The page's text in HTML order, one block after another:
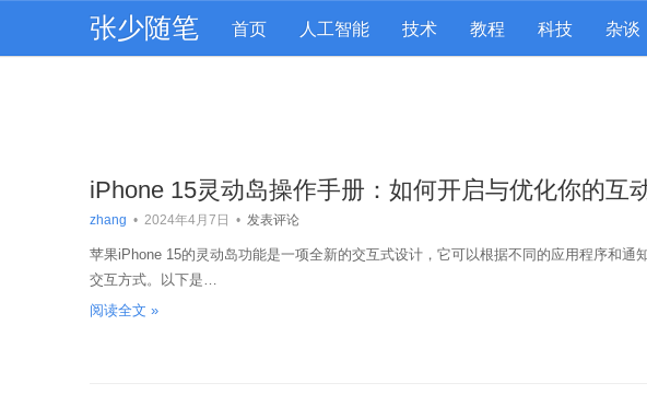
张少随笔 首页 人工智能 技术 教程 科技 杂谈
iPhone 15灵动岛操作手册：如何开启与优化你的互
zhang • 2024年4月7日 • 发表评论
苹果iPhone 15的灵动岛功能是一项全新的交互式设计，它可以根据不同的应用程序和通
交互方式。以下是…
阅读全文 »